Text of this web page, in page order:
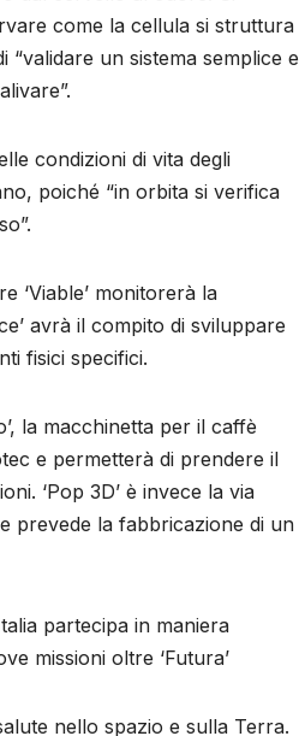
come la cellula si struttura
“validare un sistema semplice e
condizioni di vita degli
poiché “in orbita si verifica
‘Viable’ monitorerà la
avrà il compito di sviluppare
fisici specifici.
la macchinetta per il caffè
e permetterà di prendere il
‘Pop 3D’ è invece la via
prevede la fabbricazione di un
partecipa in maniera
missioni oltre ‘Futura’
nello spazio e sulla Terra.